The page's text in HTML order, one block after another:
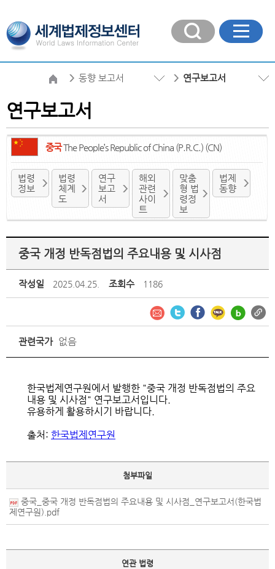
동향 보고서 연구보고서
연구보고서
중국The People’s Republic of China (P.R.C.) (CN)
법령
정보
법령
체계
도
연구
보고
서
해외
관련
사이
트
맞춤
형 법
령정
보
법제
동향
중국 개정 반독점법의 주요내용 및 시사점
작성일 2025.04.25. 조회수 1186
관련국가 없음
한국법제연구원에서 발행한 "중국 개정 반독점법의 주요
내용 및 시사점" 연구보고서입니다.
유용하게 활용하시기 바랍니다.
출처: 한국법제연구원
첨부파일
중국_중국 개정 반독점법의 주요내용 및 시사점_연구보고서(한국법
제연구원).pdf
연관 법령